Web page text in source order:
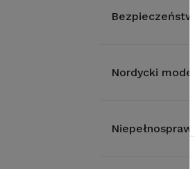
Nordycki